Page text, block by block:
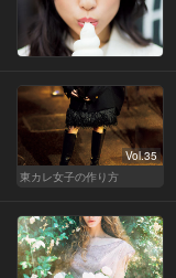
Vol.35
東カレ女子の作り方